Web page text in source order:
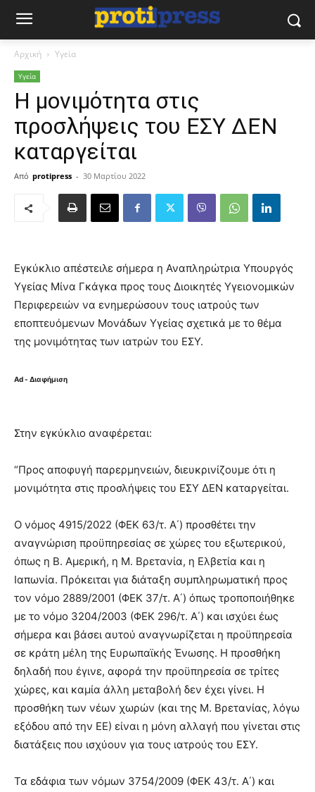
Αρχική Υγεία
Υγεία
H μονιμότητα στις
προσλήψεις του ΕΣΥ ΔΕΝ
καταργείται
Από protipress - 30 Μαρτίου 2022
Εγκύκλιο απέστειλε σήμερα η Αναπληρώτρια Υπουργός
Υγείας Μίνα Γκάγκα προς τους Διοικητές Υγειονομικών
Περιφερειών να ενημερώσουν τους ιατρούς των
εποπτευόμενων Μονάδων Υγείας σχετικά με το θέμα
της μονιμότητας των ιατρών του ΕΣΥ.
Ad - Διαφήμιση
Στην εγκύκλιο αναφέρεται:
“Προς αποφυγή παρερμηνειών, διευκρινίζουμε ότι η
μονιμότητα στις προσλήψεις του ΕΣΥ ΔΕΝ καταργείται.
Ο νόμος 4915/2022 (ΦΕΚ 63/τ. Α΄) προσθέτει την
αναγνώριση προϋπηρεσίας σε χώρες του εξωτερικού,
όπως η Β. Αμερική, η Μ. Βρετανία, η Ελβετία και η
Ιαπωνία. Πρόκειται για διάταξη συμπληρωματική προς
τον νόμο 2889/2001 (ΦΕΚ 37/τ. Α΄) όπως τροποποιήθηκε
με το νόμο 3204/2003 (ΦΕΚ 296/τ. Α΄) και ισχύει έως
σήμερα και βάσει αυτού αναγνωρίζεται η προϋπηρεσία
σε κράτη μέλη της Ευρωπαϊκής Ένωσης. Η προσθήκη
δηλαδή που έγινε, αφορά την προϋπηρεσία σε τρίτες
χώρες, και καμία άλλη μεταβολή δεν έχει γίνει. Η
προσθήκη των νέων χωρών (και της Μ. Βρετανίας, λόγω
εξόδου από την ΕΕ) είναι η μόνη αλλαγή που γίνεται στις
διατάξεις που ισχύουν για τους ιατρούς του ΕΣΥ.
Τα εδάφια των νόμων 3754/2009 (ΦΕΚ 43/τ. Α΄) και